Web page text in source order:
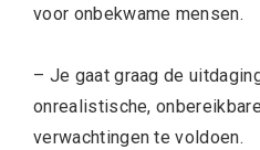
voor onbekwame mensen.
– Je gaat graag de
onrealistische,
verwachtingen te voldoen.